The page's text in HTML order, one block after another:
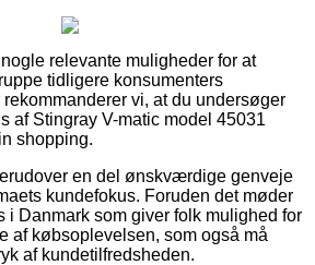
relevante muligheder for at
tidligere konsumenters
vi, at du undersøger
af Stingray V-matic model 45031
shopping.
en del ønskværdige genveje
kundefokus. Foruden det møder
i Danmark som giver folk mulighed for
af købsoplevelsen, som også må
af kundetilfredsheden.